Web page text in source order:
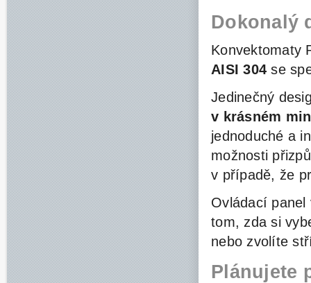
Dokonalý
Konvektomaty
AISI 304 se
Jedinečný
v krásném
jednoduché a
možnosti
v případě, že
Ovládací panel
tom, zda si
nebo zvolíte
Plánujete